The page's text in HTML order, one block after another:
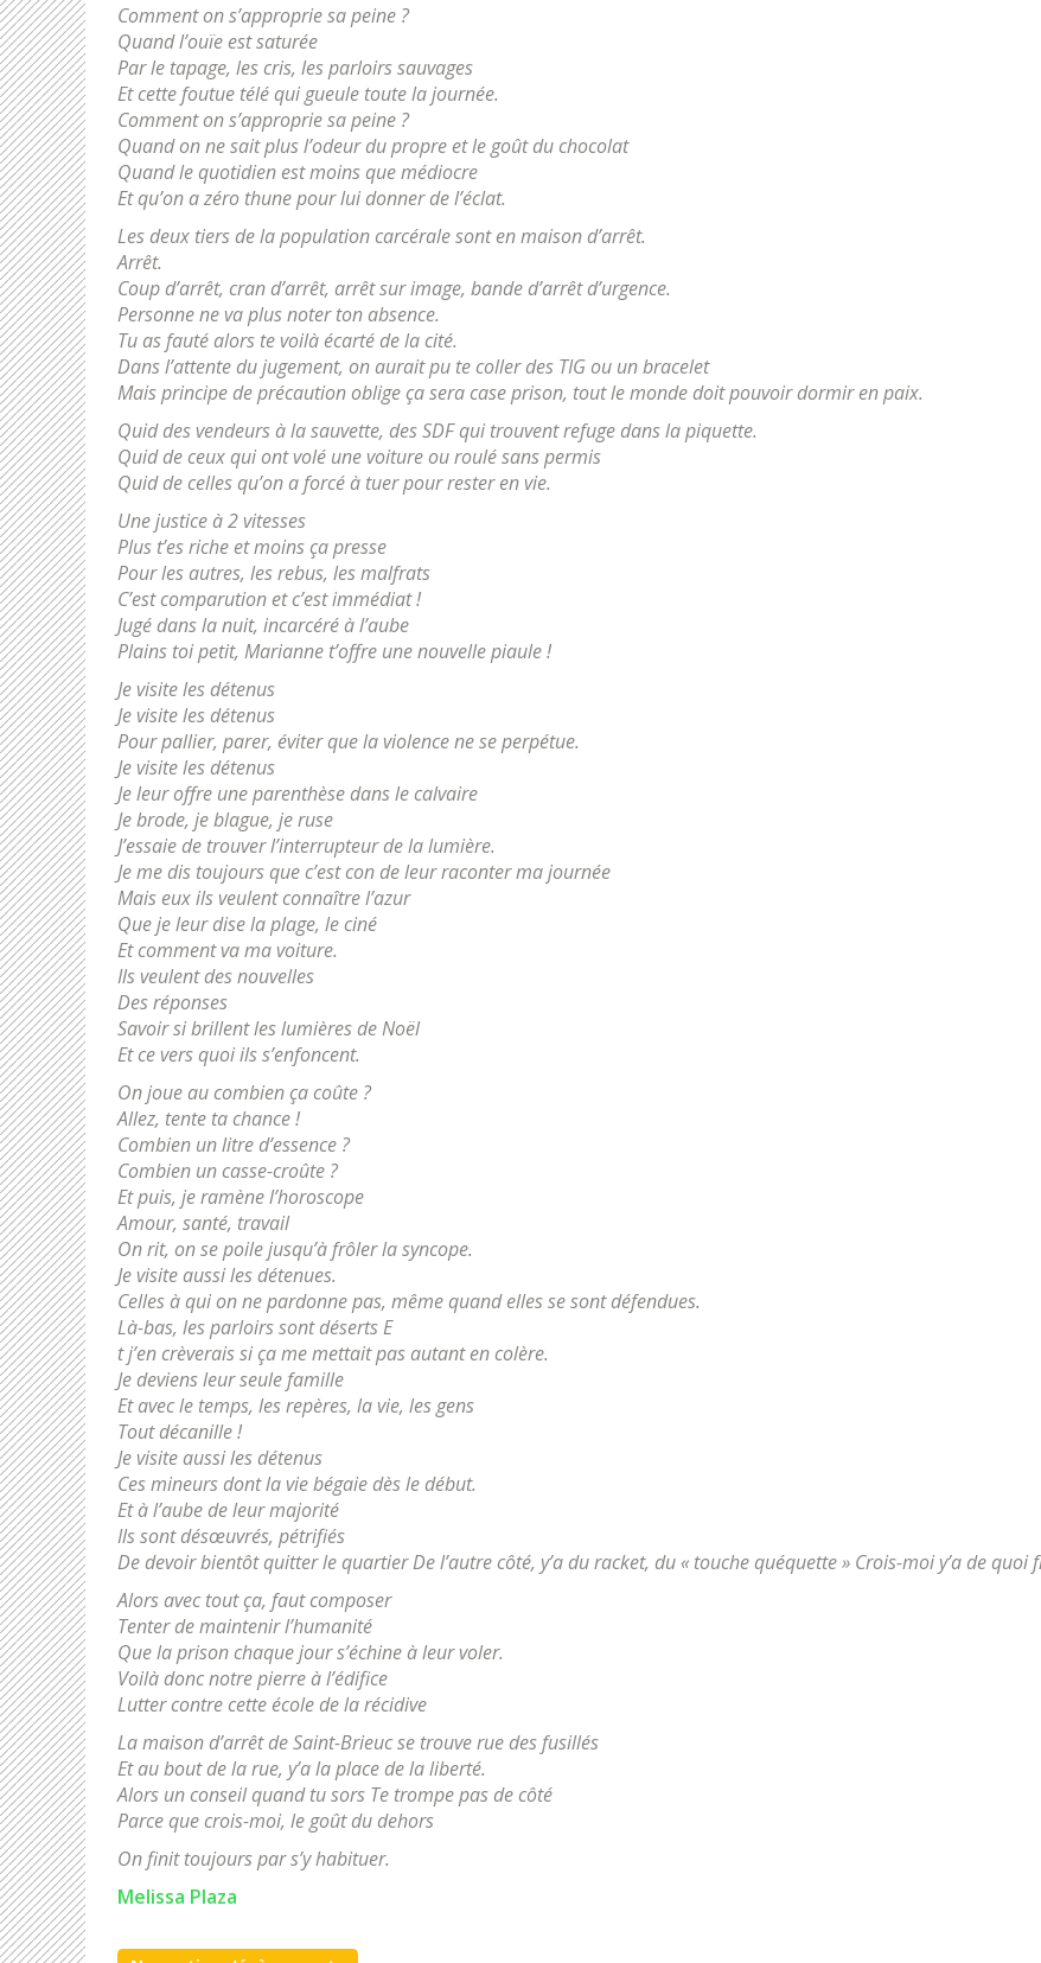
Comment on s’approprie sa peine ?
Quand l’ouïe est saturée
Par le tapage, les cris, les parloirs sauvages
Et cette foutue télé qui gueule toute la journée.
Comment on s’approprie sa peine ?
Quand on ne sait plus l’odeur du propre et le goût du chocolat
Quand le quotidien est moins que médiocre
Et qu’on a zéro thune pour lui donner de l’éclat.
Les deux tiers de la population carcérale sont en maison d’arrêt.
Arrêt.
Coup d’arrêt, cran d’arrêt, arrêt sur image, bande d’arrêt d’urgence.
Personne ne va plus noter ton absence.
Tu as fauté alors te voilà écarté de la cité.
Dans l’attente du jugement, on aurait pu te coller des TIG ou un bracelet
Mais principe de précaution oblige ça sera case prison, tout le monde doit pouvoir dormir en paix.
Quid des vendeurs à la sauvette, des SDF qui trouvent refuge dans la piquette.
Quid de ceux qui ont volé une voiture ou roulé sans permis
Quid de celles qu’on a forcé à tuer pour rester en vie.
Une justice à 2 vitesses
Plus t’es riche et moins ça presse
Pour les autres, les rebus, les malfrats
C’est comparution et c’est immédiat !
Jugé dans la nuit, incarcéré à l’aube
Plains toi petit, Marianne t’offre une nouvelle piaule !
Je visite les détenus
Je visite les détenus
Pour pallier, parer, éviter que la violence ne se perpétue.
Je visite les détenus
Je leur offre une parenthèse dans le calvaire
Je brode, je blague, je ruse
J’essaie de trouver l’interrupteur de la lumière.
Je me dis toujours que c’est con de leur raconter ma journée
Mais eux ils veulent connaître l’azur
Que je leur dise la plage, le ciné
Et comment va ma voiture.
Ils veulent des nouvelles
Des réponses
Savoir si brillent les lumières de Noël
Et ce vers quoi ils s’enfoncent.
On joue au combien ça coûte ?
Allez, tente ta chance !
Combien un litre d’essence ?
Combien un casse-croûte ?
Et puis, je ramène l’horoscope
Amour, santé, travail
On rit, on se poile jusqu’à frôler la syncope.
Je visite aussi les détenues.
Celles à qui on ne pardonne pas, même quand elles se sont défendues.
Là-bas, les parloirs sont déserts E
t j’en crèverais si ça me mettait pas autant en colère.
Je deviens leur seule famille
Et avec le temps, les repères, la vie, les gens
Tout décanille !
Je visite aussi les détenus
Ces mineurs dont la vie bégaie dès le début.
Et à l’aube de leur majorité
Ils sont désœuvrés, pétrifiés
De devoir bientôt quitter le quartier De l’autre côté, y’a du racket, du « touche quéquette » Crois-moi y’a de quoi
Alors avec tout ça, faut composer
Tenter de maintenir l’humanité
Que la prison chaque jour s’échine à leur voler.
Voilà donc notre pierre à l’édifice
Lutter contre cette école de la récidive
La maison d’arrêt de Saint-Brieuc se trouve rue des fusillés
Et au bout de la rue, y’a la place de la liberté.
Alors un conseil quand tu sors Te trompe pas de côté
Parce que crois-moi, le goût du dehors
On finit toujours par s’y habituer.
Melissa Plaza